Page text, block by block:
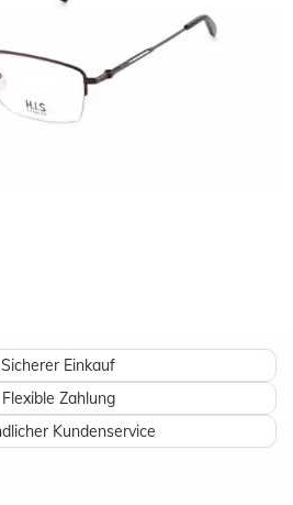
Einkauf
Zahlung
Kundenservice